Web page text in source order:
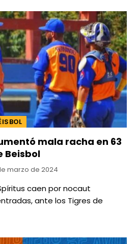
mala racha en 63
Beisbol
marzo de 2024
caen por nocaut
ante los Tigres de